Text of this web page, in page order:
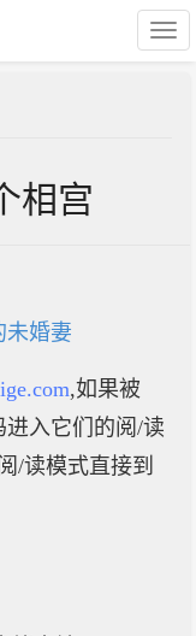
相宫
未婚妻
,如果被
进入它们的阅/读
/读模式直接到